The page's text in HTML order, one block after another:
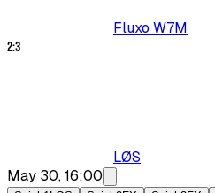
Fluxo W7M
2:3
LØS
May 30, 16:00